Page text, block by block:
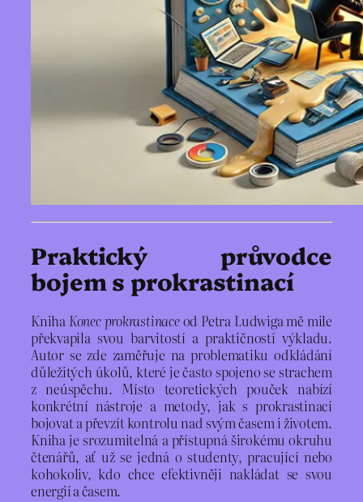
Praktický průvodce
bojem s prokrastinací
Kniha Konec prokrastinaceod Petra Ludwiga mě mile
překvapila svou barvitostí a praktičností výkladu.
Autor se zde zaměřuje na problematiku odkládání
důležitých úkolů, které je často spojeno se strachem
z neúspěchu. Místo teoretických pouček nabízí
konkrétní nástroje a metody, jak s prokrastinací
bojovat a převzít kontrolu nad svým časem i životem.
Kniha je srozumitelná a přístupná širokému okruhu
čtenářů, ať už se jedná o studenty, pracující nebo
kohokoliv, kdo chce efektivněji nakládat se svou
energií a časem.